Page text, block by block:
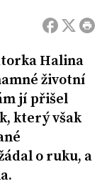
Halina
životní
jí přišel
který však
o ruku, a